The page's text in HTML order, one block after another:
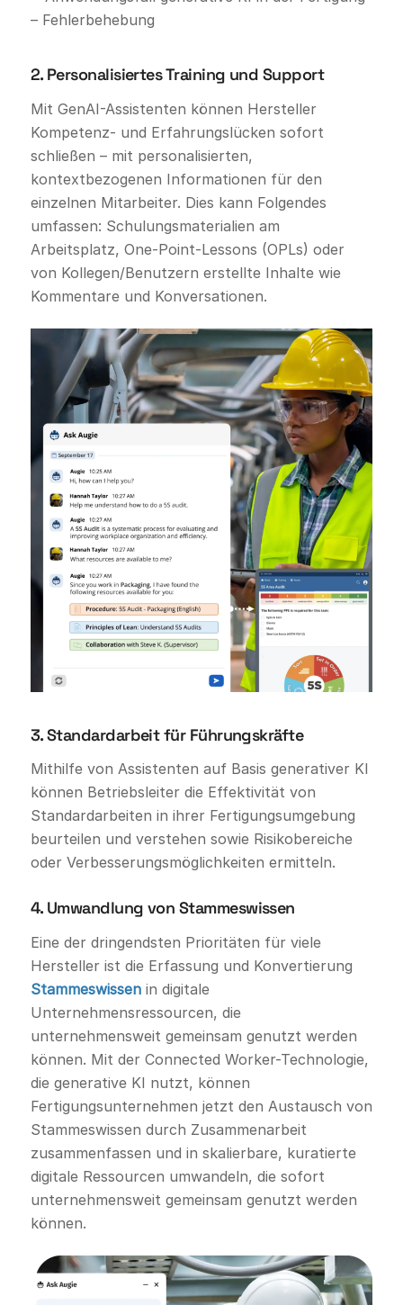
2. Personalisiertes Training und Support
Mit GenAI-Assistenten können Hersteller
Kompetenz- und Erfahrungslücken sofort
schließen – mit personalisierten,
kontextbezogenen Informationen für den
einzelnen Mitarbeiter. Dies kann Folgendes
umfassen: Schulungsmaterialien am
Arbeitsplatz, One-Point-Lessons (OPLs) oder
von Kollegen/Benutzern erstellte Inhalte wie
Kommentare und Konversationen.
3. Standardarbeit für Führungskräfte
Mithilfe von Assistenten auf Basis generativer KI
können Betriebsleiter die Effektivität von
Standardarbeiten in ihrer Fertigungsumgebung
beurteilen und verstehen sowie Risikobereiche
oder Verbesserungsmöglichkeiten ermitteln.
4. Umwandlung von Stammeswissen
Eine der dringendsten Prioritäten für viele
Hersteller ist die Erfassung und Konvertierung
Stammeswissenin digitale
Unternehmensressourcen, die
unternehmensweit gemeinsam genutzt werden
können. Mit der Connected Worker-Technologie,
die generative KI nutzt, können
Fertigungsunternehmen jetzt den Austausch von
Stammeswissen durch Zusammenarbeit
zusammenfassen und in skalierbare, kuratierte
digitale Ressourcen umwandeln, die sofort
unternehmensweit gemeinsam genutzt werden
können.